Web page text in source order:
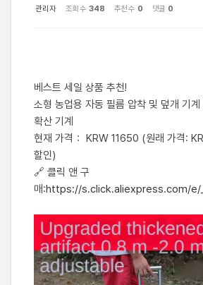
관리자 조회 수 348 추천 수 0 댓글 0
베스트 세일 상품 추천!
소형 농업용 자동 필름 압착 및 덮개 기
확산 기계
현재 가격： KRW 11650 (원래 가격:
할인)
🔗 클릭 앤 구
매:https://s.click.aliexpress.com/e/